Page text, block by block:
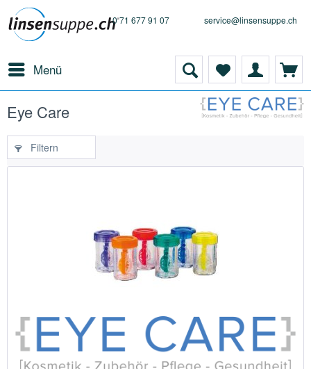
0 71 677 91 07 service@linsensuppe.ch
Menü
Eye Care
Filtern